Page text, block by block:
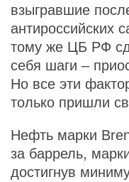
взыгравшие
антироссийских
тому же ЦБ РФ
себя шаги –
Но все эти
только пришли
Нефть марки
за баррель,
достигнув